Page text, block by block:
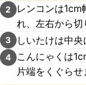
2
レンコンは1cm
れ、左右から切
3 しいたけは中央
4
こんにゃくは
片端をくぐらせ